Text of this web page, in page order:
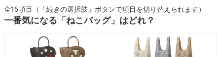
全15項目（「続きの選択肢」ボタンで項目を切り替えられます）
一番気になる「ねこバッグ」はどれ？